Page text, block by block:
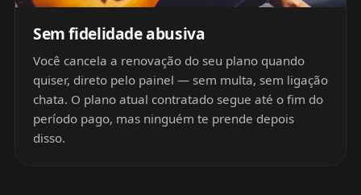
Sem fidelidade abusiva
Você cancela a renovação do seu plano quando
quiser, direto pelo painel — sem multa, sem ligação
chata. O plano atual contratado segue até o fim do
período pago, mas ninguém te prende depois
disso.